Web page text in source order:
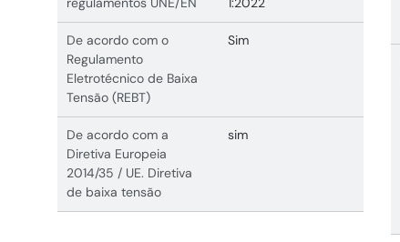
De acordo com o
Regulamento
Eletrotécnico de Baixa
Tensão (REBT)
Sim
De acordo com a
Diretiva Europeia
2014/35 / UE. Diretiva
de baixa tensão
sim